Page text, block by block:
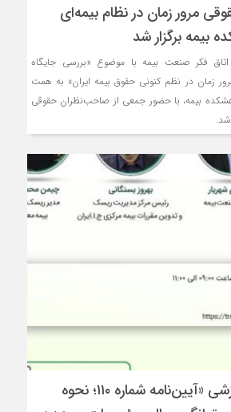
مرور زمان در نظام بیمه‌ای
بیمه برگزار شد
فکر صنعت بیمه با موضوع «بررسی جایگاه
زمان در نظم کنونی حقوق بیمه ایران» به همت
بیمه، با حضور جمعی از صاحب‌نظران حقوقی
شد.
برگزاری كارگاه آموزشی «آیین‌نامه شماره ۱۱۰؛ نحوه